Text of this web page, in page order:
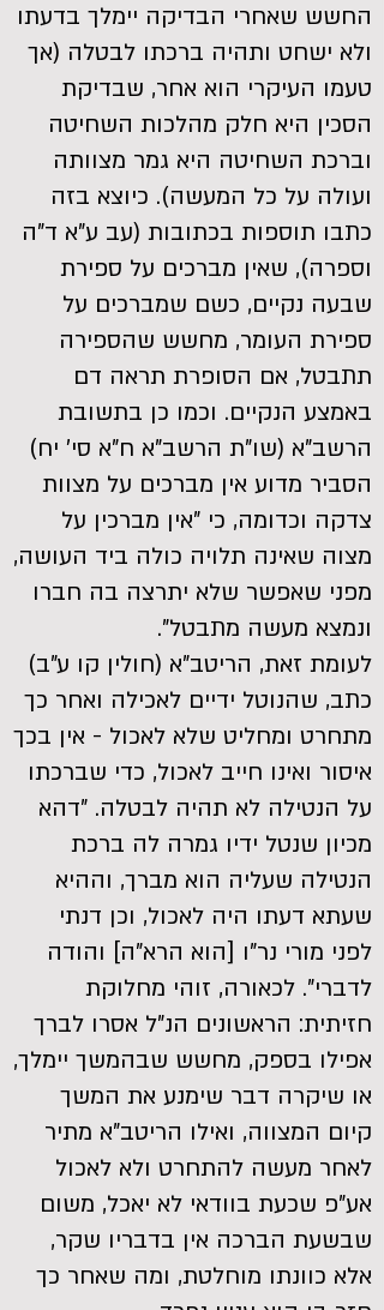
החשש שאחרי הבדיקה יימלך בדעתו
ולא ישחט ותהיה ברכתו לבטלה (אך
טעמו העיקרי הוא אחר, שבדיקת
הסכין היא חלק מהלכות השחיטה
וברכת השחיטה היא גמר מצוותה
ועולה על כל המעשה). כיוצא בזה
כתבו תוספות בכתובות (עב ע"א ד"ה
וספרה), שאין מברכים על ספירת
שבעה נקיים, כשם שמברכים על
ספירת העומר, מחשש שהספירה
תתבטל, אם הסופרת תראה דם
באמצע הנקיים. וכמו כן בתשובת
הרשב"א (שו"ת הרשב"א ח"א סי' יח)
הסביר מדוע אין מברכים על מצוות
צדקה וכדומה, כי "אין מברכין על
מצוה שאינה תלויה כולה ביד העושה,
מפני שאפשר שלא יתרצה בה חברו
ונמצא מעשה מתבטל".
לעומת זאת, הריטב"א (חולין קו ע"ב)
כתב, שהנוטל ידיים לאכילה ואחר כך
מתחרט ומחליט שלא לאכול - אין בכך
איסור ואינו חייב לאכול, כדי שברכתו
על הנטילה לא תהיה לבטלה. "דהא
מכיון שנטל ידיו גמרה לה ברכת
הנטילה שעליה הוא מברך, וההיא
שעתא דעתו היה לאכול, וכן דנתי
לפני מורי נר"ו [הוא הרא"ה] והודה
לדברי". לכאורה, זוהי מחלוקת
חזיתית: הראשונים הנ"ל אסרו לברך
אפילו בספק, מחשש שבהמשך יימלך,
או שיקרה דבר שימנע את המשך
קיום המצווה, ואילו הריטב"א מתיר
לאחר מעשה להתחרט ולא לאכול
אע"פ שכעת בוודאי לא יאכל, משום
שבשעת הברכה אין בדבריו שקר,
אלא כוונתו מוחלטת, ומה שאחר כך